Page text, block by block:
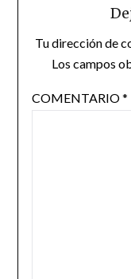
Tu dirección de
Los campos
COMENTARIO*